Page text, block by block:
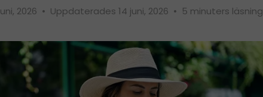
2026 • Uppdaterades 14 juni, 2026 • 5 minuters läsning